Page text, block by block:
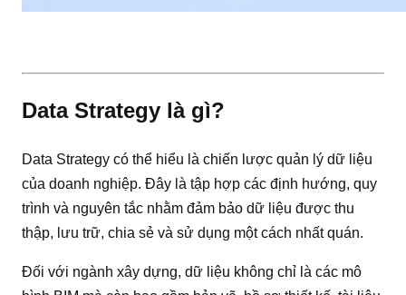
Data Strategy là gì?
Data Strategy có thể hiểu là chiến lược quản lý dữ liệu
của doanh nghiệp. Đây là tập hợp các định hướng, quy
trình và nguyên tắc nhằm đảm bảo dữ liệu được thu
thập, lưu trữ, chia sẻ và sử dụng một cách nhất quán.
Đối với ngành xây dựng, dữ liệu không chỉ là các mô